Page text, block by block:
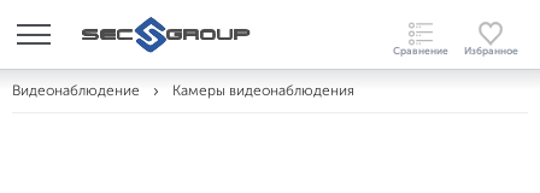
Видеонаблюдение Камеры видеонаблюдения